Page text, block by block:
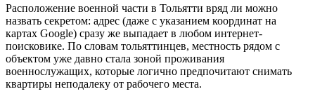
Расположение военной части в Тольятти вряд ли можно
назвать секретом: адрес (даже с указанием координат на
картах Google) сразу же выпадает в любом интернет-
поисковике. По словам тольяттинцев, местность рядом с
объектом уже давно стала зоной проживания
военнослужащих, которые логично предпочитают снимать
квартиры неподалеку от рабочего места.